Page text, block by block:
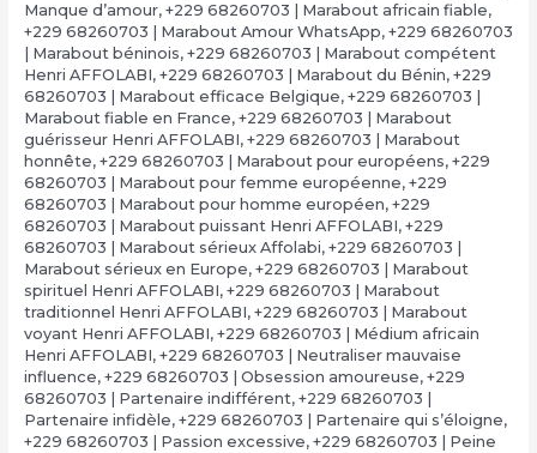
Manque d’amour, +229 68260703 | Marabout africain fiable,
+229 68260703 | Marabout Amour WhatsApp, +229 68260703
| Marabout béninois, +229 68260703 | Marabout compétent
Henri AFFOLABI, +229 68260703 | Marabout du Bénin, +229
68260703 | Marabout efficace Belgique, +229 68260703 |
Marabout fiable en France, +229 68260703 | Marabout
guérisseur Henri AFFOLABI, +229 68260703 | Marabout
honnête, +229 68260703 | Marabout pour européens, +229
68260703 | Marabout pour femme européenne, +229
68260703 | Marabout pour homme européen, +229
68260703 | Marabout puissant Henri AFFOLABI, +229
68260703 | Marabout sérieux Affolabi, +229 68260703 |
Marabout sérieux en Europe, +229 68260703 | Marabout
spirituel Henri AFFOLABI, +229 68260703 | Marabout
traditionnel Henri AFFOLABI, +229 68260703 | Marabout
voyant Henri AFFOLABI, +229 68260703 | Médium africain
Henri AFFOLABI, +229 68260703 | Neutraliser mauvaise
influence, +229 68260703 | Obsession amoureuse, +229
68260703 | Partenaire indifférent, +229 68260703 |
Partenaire infidèle, +229 68260703 | Partenaire qui s’éloigne,
+229 68260703 | Passion excessive, +229 68260703 | Peine